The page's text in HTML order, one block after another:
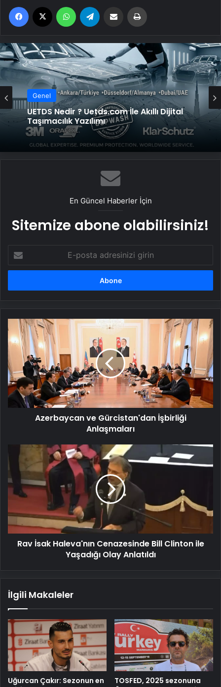
Facebook WhatsApp Email'den paylaş
Genel
UETDS Nedir ? Uetds.com İle Akıllı Dijital
Taşımacılık Yazılımı
En Güncel Haberler İçin
Sitemize abone olabilirsiniz!
posta
adresinizi
Azerbaycan
ve
Gürcistan'dan
İşbirliği
Anlaşmaları
Azerbaycan ve Gürcistan'dan İşbirliği
Anlaşmaları
Haleva'nın
Cenazesinde
ile
Olay
Anlatıldı
Rav İsak Haleva'nın Cenazesinde Bill Clinton ile
Yaşadığı Olay Anlatıldı
İlgili Makaleler
Uğurcan Çakır: Sezonun en
TOSFED, 2025 sezonuna